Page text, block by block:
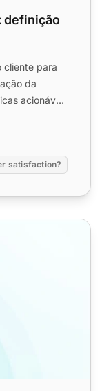
definição
cliente para
da
acionáveis
satisfaction?